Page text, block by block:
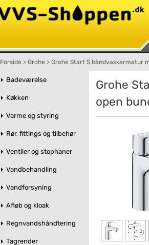
Forside > Grohe > Grohe Start S håndvaskarmatur
Badeværelse
Køkken
Varme og styring
Rør, fittings og tilbehør
Ventiler og stophaner
Vandbehandling
Vandforsyning
Afløb og kloak
Regnvandshåndtering
Tagrender
Grohe
open